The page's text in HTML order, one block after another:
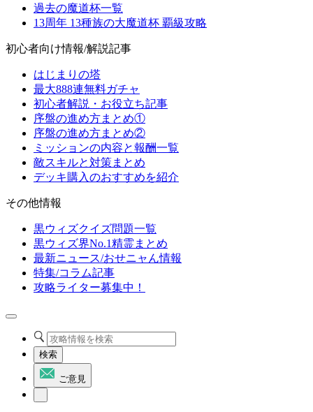
過去の魔道杯一覧
13周年 13種族の大魔道杯 覇級攻略
初心者向け情報/解説記事
はじまりの塔
最大888連無料ガチャ
初心者解説・お役立ち記事
序盤の進め方まとめ①
序盤の進め方まとめ②
ミッションの内容と報酬一覧
敵スキルと対策まとめ
デッキ購入のおすすめを紹介
その他情報
黒ウィズクイズ問題一覧
黒ウィズ界No.1精霊まとめ
最新ニュース/おせニャん情報
特集/コラム記事
攻略ライター募集中！
検索
ご意見